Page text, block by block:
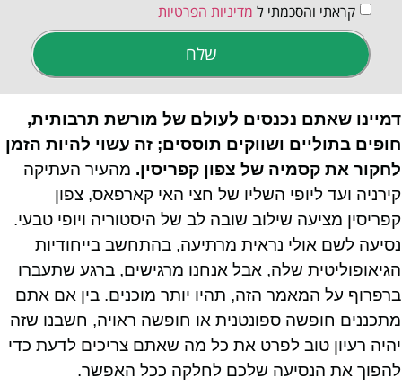
קראתי והסכמתי ל מדיניות הפרטיות
שלח
דמיינו שאתם נכנסים לעולם של מורשת תרבותית,
חופים בתוליים ושווקים תוססים; זה עשוי להיות הזמן
לחקור את קסמיה של צפון קפריסין. מהעיר העתיקה
קירניה ועד ליופי השליו של חצי האי קארפאס, צפון
קפריסין מציעה שילוב שובה לב של היסטוריה ויופי טבעי.
נסיעה לשם אולי נראית מרתיעה, בהתחשב בייחודיות
הגיאופוליטית שלה, אבל אנחנו מרגישים, ברגע שתעברו
ברפרוף על המאמר הזה, תהיו יותר מוכנים. בין אם אתם
מתכננים חופשה ספונטנית או חופשה ראויה, חשבנו שזה
יהיה רעיון טוב לפרט את כל מה שאתם צריכים לדעת כדי
להפוך את הנסיעה שלכם לחלקה ככל האפשר.